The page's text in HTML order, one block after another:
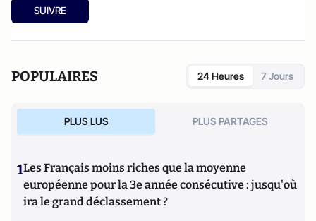
SUIVRE
POPULAIRES 24 Heures 7 Jours
PLUS LUS PLUS PARTAGES
1Les Français moins riches que la moyenne
européenne pour la 3e année consécutive : jusqu'où
ira le grand déclassement ?